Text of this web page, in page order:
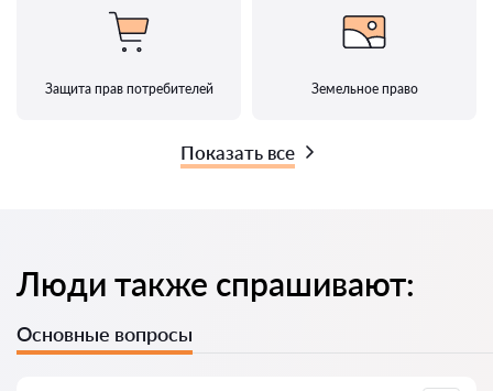
Защита прав потребителей Земельное право
Показать все
Люди также спрашивают:
Основные вопросы